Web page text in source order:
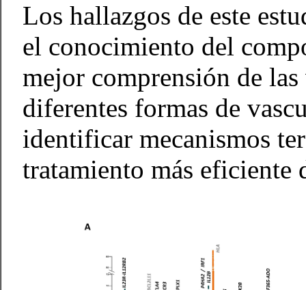
Los hallazgos de este
el conocimiento del
mejor comprensión de
diferentes formas de
identificar mecanismos
tratamiento más eficiente